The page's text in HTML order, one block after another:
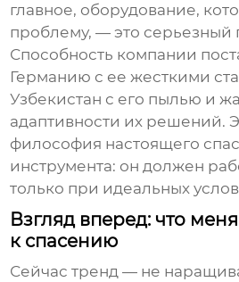
главное, оборудование,
проблему, — это серьезный
Способность компании
Германию с ее жесткими
Узбекистан с его пылью и
адаптивности их решений.
философия настоящего
инструмента: он должен
только при идеальных
Взгляд вперед: что
к спасению
Сейчас тренд — не